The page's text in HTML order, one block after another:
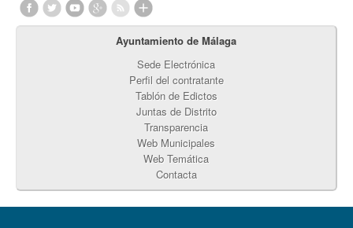
Ayuntamiento de Málaga
Sede Electrónica
Perfil del contratante
Tablón de Edictos
Juntas de Distrito
Transparencia
Web Municipales
Web Temática
Contacta